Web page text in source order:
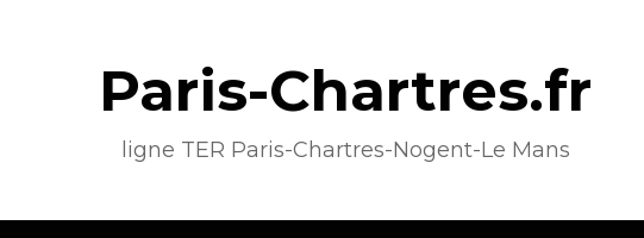
Paris-Chartres.fr
ligne TER Paris-Chartres-Nogent-Le Mans